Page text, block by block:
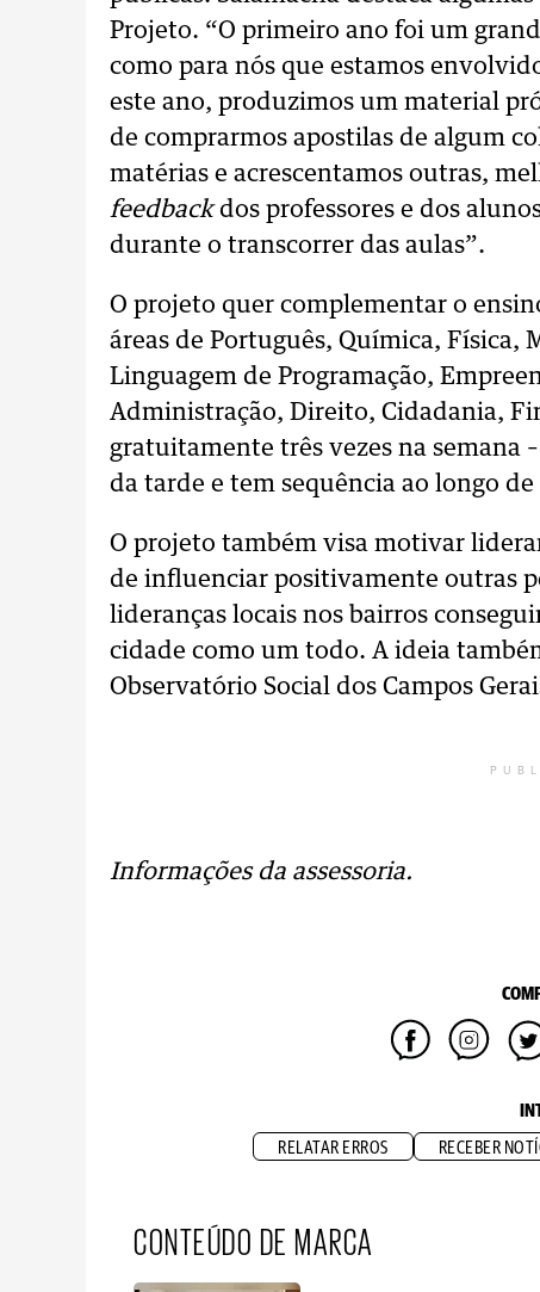
Projeto. “O primeiro ano foi um
como para nós que estamos
este ano, produzimos um material
de comprarmos apostilas de algum
matérias e acrescentamos outras,
feedbackdos professores e dos
durante o transcorrer das aulas”.
O projeto quer complementar o
áreas de Português, Química, Física,
Linguagem de Programação,
Administração, Direito, Cidadania,
gratuitamente três vezes na semana
da tarde e tem sequência ao longo
O projeto também visa motivar
de influenciar positivamente outras
lideranças locais nos bairros
cidade como um todo. A ideia
Observatório Social dos Campos
Informações da assessoria.
RELATAR ERROS RECEBER
CONTEÚDO DE MARCA